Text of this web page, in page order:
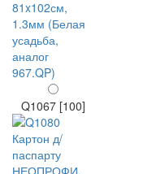
Q1067 [100]